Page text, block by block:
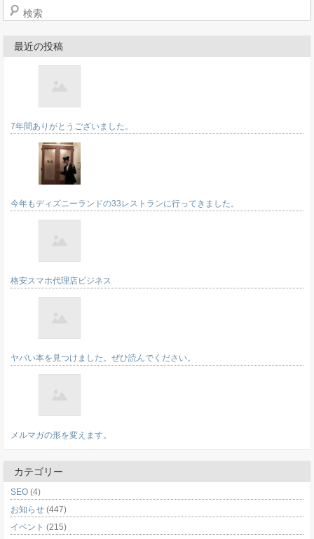
検索
最近の投稿
7年間ありがとうございました。
今年もディズニーランドの33レストランに行ってきました。
格安スマホ代理店ビジネス
ヤバい本を見つけました。ぜひ読んでください。
メルマガの形を変えます。
カテゴリー
SEO (4)
お知らせ (447)
イベント (215)